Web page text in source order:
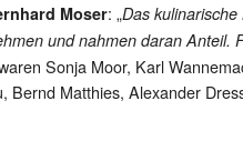
Moser: „Das
und nahmen daran Anteil.
Sonja Moor, Karl
Bernd Matthies, Alexander